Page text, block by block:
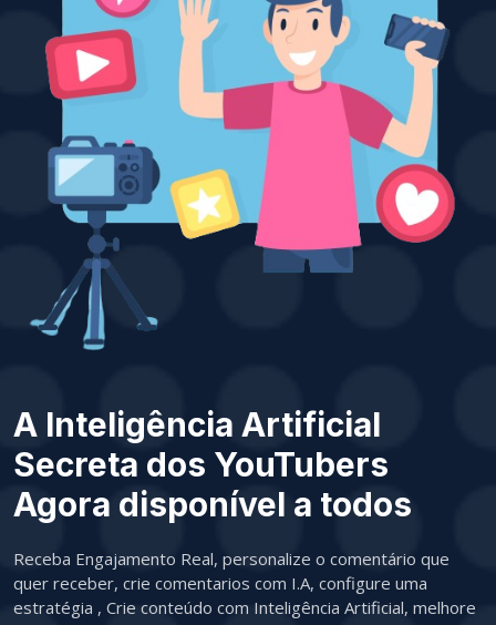
A Inteligência Artificial
Secreta dos YouTubers
Agora disponível a todos
Receba Engajamento Real, personalize o comentário que
quer receber, crie comentarios com I.A, configure uma
estratégia , Crie conteúdo com Inteligência Artificial, melhore